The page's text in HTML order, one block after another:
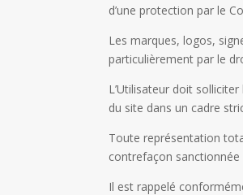
d’une protection par le
Les marques, logos,
particulièrement par le
L’Utilisateur doit
du site dans un cadre
Toute représentation
contrefaçon sanctionnée
Il est rappelé